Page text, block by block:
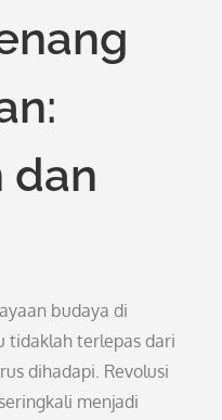
dan
budaya di
tidaklah terlepas dari
dihadapi. Revolusi
menjadi